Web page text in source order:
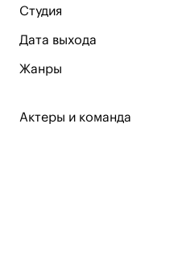
Студия
Дата выхода
Жанры
Актеры и команда